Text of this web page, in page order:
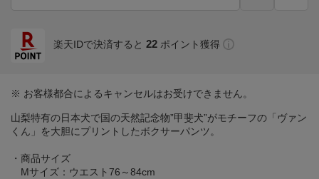
楽天IDで決済すると 22 ポイント獲得
※ お客様都合によるキャンセルはお受けできません。
山梨特有の日本犬で国の天然記念物”甲斐犬”がモチーフの「ヴァン
くん」を大胆にプリントしたボクサーパンツ。
・商品サイズ
Mサイズ：ウエスト76～84cm